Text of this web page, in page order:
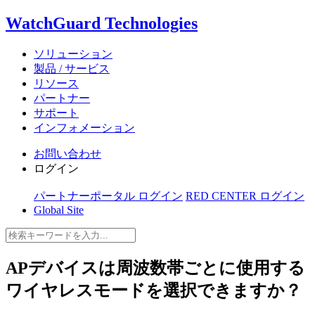
WatchGuard Technologies
ソリューション
製品 / サービス
リソース
パートナー
サポート
インフォメーション
お問い合わせ
ログイン
パートナーポータル ログイン RED CENTER ログイン
Global Site
APデバイスは周波数帯ごとに使用する
ワイヤレスモードを選択できますか？